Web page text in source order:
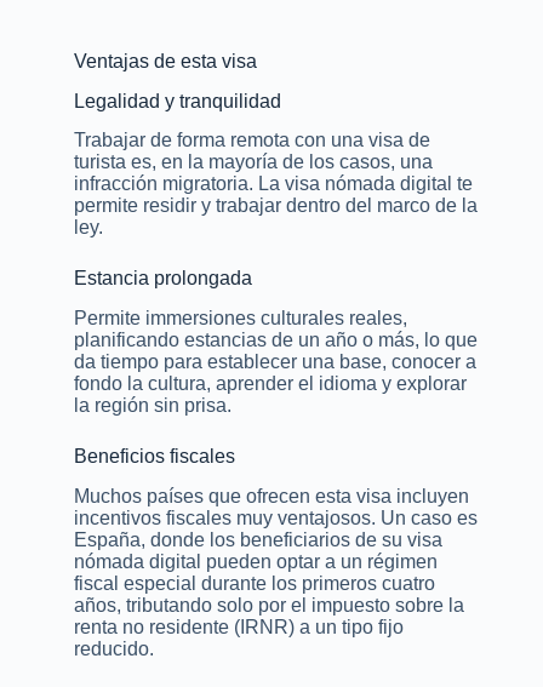
Ventajas de esta visa
Legalidad y tranquilidad
Trabajar de forma remota con una visa de
turista es, en la mayoría de los casos, una
infracción migratoria. La visa nómada digital te
permite residir y trabajar dentro del marco de la
ley.
Estancia prolongada
Permite immersiones culturales reales,
planificando estancias de un año o más, lo que
da tiempo para establecer una base, conocer a
fondo la cultura, aprender el idioma y explorar
la región sin prisa.
Beneficios fiscales
Muchos países que ofrecen esta visa incluyen
incentivos fiscales muy ventajosos. Un caso es
España, donde los beneficiarios de su visa
nómada digital pueden optar a un régimen
fiscal especial durante los primeros cuatro
años, tributando solo por el impuesto sobre la
renta no residente (IRNR) a un tipo fijo
reducido.